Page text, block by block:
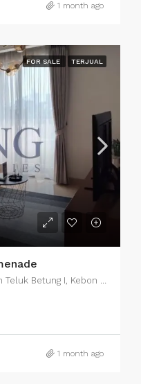
1 month ago
FOR SALE TERJUAL
57 Promenade Apartment, Jalan Teluk Betung I, Kebon Melati, Central Jakarta City, Jakarta, Indonesia
1 month ago